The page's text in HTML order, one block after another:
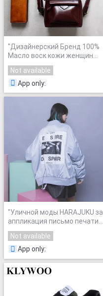
"Дизайнерский Бренд 100%
Масло воск кожи женщин
рюкзак небольшой мини 2
размер даул использования
девушка причинно сумка
Симпатичные bagpack
Not available
App only:
"Уличной моды HARAJUKU за
аппликация письмо печати
bf плюс размер
плиссированные молнии с
длинным рукавом верхняя
одежда"
Not available
App only: